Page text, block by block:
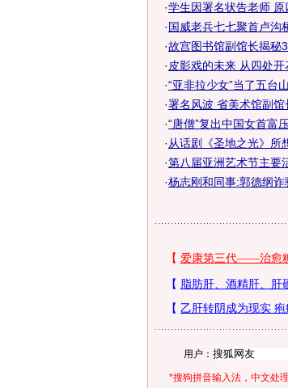
·学生因署名状告老师
·国威老兵七七聚首卢沟
·故宫图书馆副馆长揭秘
· 皮影戏的未来 从四处
·“亚非拉少女”当了五台
·署名风波 省美术馆副
·“唐僧”复出中国女首富
· 从话剧《圣地之光》所
·第八届亚洲艺术节主要
·杨志刚和同事:郭德纲
用户：
*搜狗拼音输入法，中文处